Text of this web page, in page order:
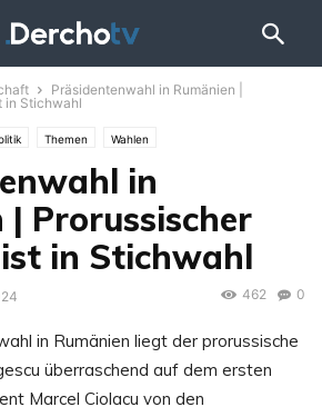
Präsidentenwahl in Rumänien |
in Stichwahl
Themen Wahlen
in
| Prorussischer
in Stichwahl
0
462
in Rumänien liegt der prorussische
überraschend auf dem ersten
Marcel Ciolacu von den